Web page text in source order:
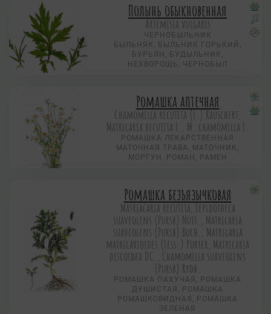
Полынь обыкновенная
Artemisia vulgaris
ЧЕРНОБЫЛЬНИК
БЫЛЬНЯК, БЫЛЬНИК ГОРЬКИЙ,
БУРЬЯН, БУДЫЛЬНИК,
НЕХВОРОЩЬ, ЧЕРНОБЫЛ
Ромашка аптечная
Chamomilla recutita (L.) Rauschert,
Matricaria recutita L., M. chamomilla L.
РОМАШКА ЛЕКАРСТВЕННАЯ
МАТОЧНАЯ ТРАВА, МАТОЧНИК,
МОРГУН, РОМАН, РАМЕН
Ромашка безъязычковая
Matriacaria recutita, Lepidotheca
suaveolens (Pursb) Nutt., Matricaria
suaveolens (Pursb) Buch., Matricaria
matricarioides (Less.) Porter, Matricaria
discoidea DC., Chamomilla suaveolens
(Pursb) Rydb.
РОМАШКА ПАХУЧАЯ, РОМАШКА
ДУШИСТАЯ, РОМАШКА
РОМАШКОВИДНАЯ, РОМАШКА
ЗЕЛЕНАЯ